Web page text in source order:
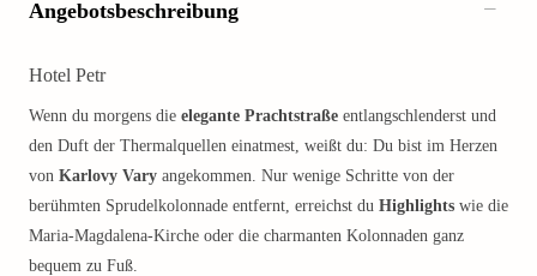
Angebotsbeschreibung
Hotel Petr
Wenn du morgens die elegante Prachtstraße entlangschlenderst und
den Duft der Thermalquellen einatmest, weißt du: Du bist im Herzen
von Karlovy Vary angekommen. Nur wenige Schritte von der
berühmten Sprudelkolonnade entfernt, erreichst du Highlights wie die
Maria-Magdalena-Kirche oder die charmanten Kolonnaden ganz
bequem zu Fuß.